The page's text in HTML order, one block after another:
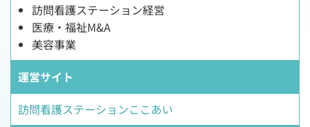
訪問看護ステーション経営
医療・福祉M&A
美容事業
運営サイト
訪問看護ステーションここあい